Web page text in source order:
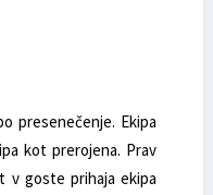
presenečenje. Ekipa
kot prerojena. Prav
v goste prihaja ekipa